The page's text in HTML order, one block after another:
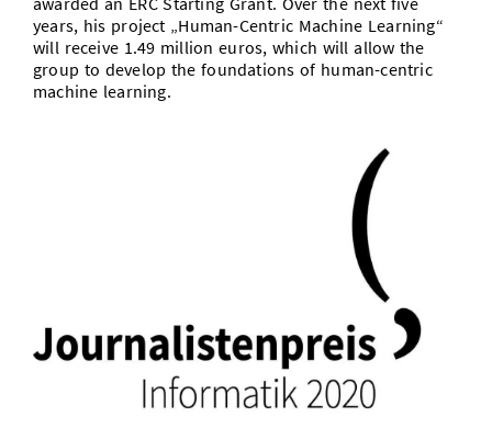
years, his project „Human-Centric Machine Learning“
will receive 1.49 million euros, which will allow the
group to develop the foundations of human-centric
machine learning.